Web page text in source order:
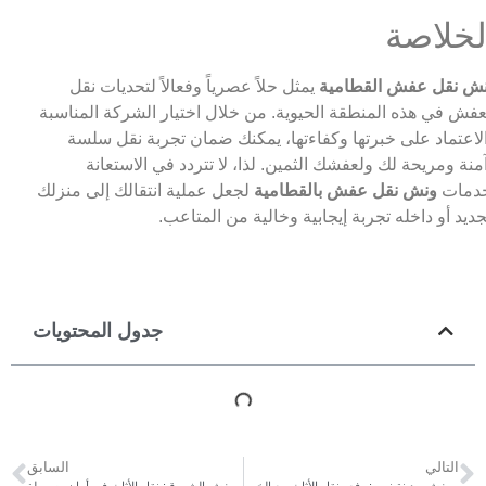
نقل عفش القطامية يمثل حلاً عصرياً وفعالاً لتحديات نقل
في هذه المنطقة الحيوية. من خلال اختيار الشركة المناسبة
على خبرتها وكفاءتها، يمكنك ضمان تجربة نقل سلسة
ومريحة لك ولعفشك الثمين. لذا، لا تتردد في الاستعانة
ونش نقل عفش بالقطامية لجعل عملية انتقالك إلى منزلك
أو داخله تجربة إيجابية وخالية من المتاعب.
جدول المحتويات
السابق التالي